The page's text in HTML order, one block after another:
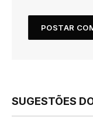
SUGESTÕES